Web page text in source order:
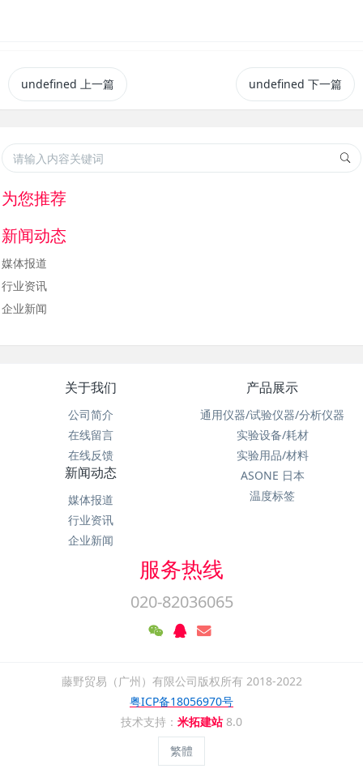
undefined 上一篇 undefined 下一篇
为您推荐
新闻动态
媒体报道
行业资讯
企业新闻
关于我们
公司简介
在线留言
在线反馈
产品展示
通用仪器/试验仪器/分析仪器
实验设备/耗材
实验用品/材料
ASONE 日本
温度标签
新闻动态
媒体报道
行业资讯
企业新闻
服务热线
020-82036065
藤野贸易（广州）有限公司版权所有 2018-2022
粤ICP备18056970号
技术支持： 米拓建站 8.0
繁體